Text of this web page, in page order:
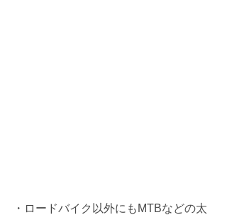
・ロードバイク以外にもMTBなどの太